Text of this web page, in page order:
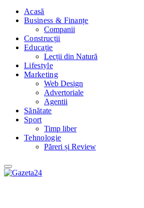
Acasă
Business & Finanțe
Companii
Construcții
Educație
Lecții din Natură
Lifestyle
Marketing
Web Design
Advertoriale
Agentii
Sănătate
Sport
Timp liber
Tehnologie
Păreri și Review